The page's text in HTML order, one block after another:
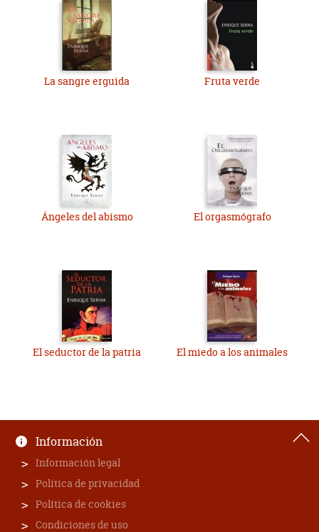
La sangre erguida Fruta verde
Ángeles del abismo El orgasmógrafo
El seductor de la patria El miedo a los animales
Información
Información legal
Política de privacidad
Política de cookies
Condiciones de uso